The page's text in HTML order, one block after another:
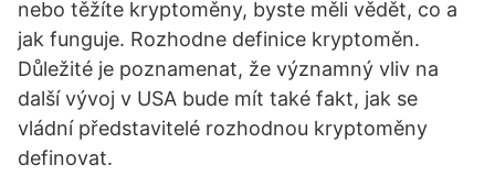
nebo těžíte kryptoměny, byste měli vědět, co a
jak funguje. Rozhodne definice kryptoměn.
Důležité je poznamenat, že významný vliv na
další vývoj v USA bude mít také fakt, jak se
vládní představitelé rozhodnou kryptoměny
definovat.